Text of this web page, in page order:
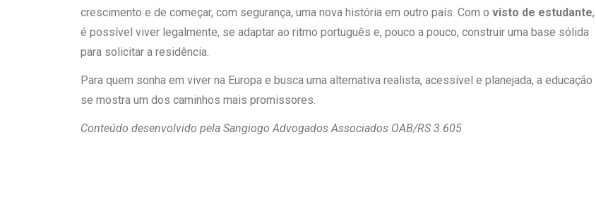
crescimento e de começar, com segurança, uma nova história em outro país. Com o visto de estudante,
é possível viver legalmente, se adaptar ao ritmo português e, pouco a pouco, construir uma base sólida
para solicitar a residência.
Para quem sonha em viver na Europa e busca uma alternativa realista, acessível e planejada, a educação
se mostra um dos caminhos mais promissores.
Conteúdo desenvolvido pela Sangiogo Advogados Associados OAB/RS 3.605